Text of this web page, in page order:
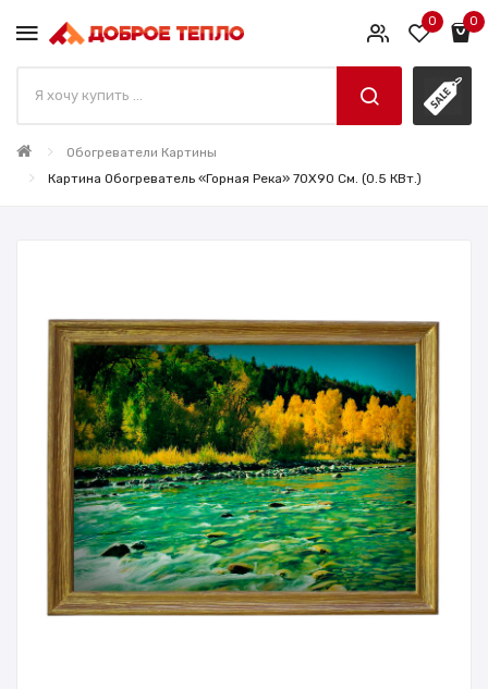
0 0
Обогреватели Картины
Картина Обогреватель «Горная Река» 70X90 См. (0.5 КВт.)